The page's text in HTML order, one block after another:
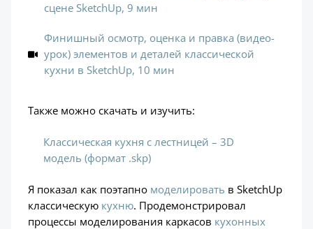
сцене SketchUp, 9 мин
Финишный осмотр, оценка и правка (видео-
урок) элементов и деталей классической
кухни в SketchUp, 10 мин
Также можно скачать и изучить:
Классическая кухня с лестницей – 3D
модель (формат .skp)
Я показал как поэтапно моделировать в SketchUp
классическую кухню. Продемонстрировал
процессы моделирования каркасов кухонных